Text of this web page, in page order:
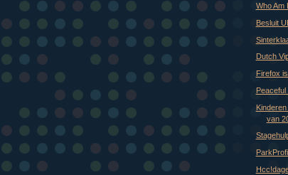
Who Am I
Besluit
Dutch
Firefox
Peaceful
van